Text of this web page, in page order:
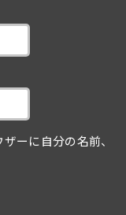
ーに自分の名前、